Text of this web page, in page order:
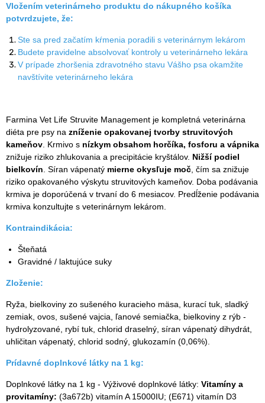
Vložením veterinárneho produktu do nákupného košíka
potvrdzujete, že:
Ste sa pred začatím kŕmenia poradili s veterinárnym lekárom
Budete pravidelne absolvovať kontroly u veterinárneho lekára
V prípade zhoršenia zdravotného stavu Vášho psa okamžite
navštívite veterinárneho lekára
Farmina Vet Life Struvite Management je kompletná veterinárna
diéta pre psy na zníženie opakovanej tvorby struvitových
kameňov . Krmivo s nízkym obsahom horčíka, fosforu a vápnika
znižuje riziko zhlukovania a precipitácie kryštálov. Nižší podiel
bielkovín . Síran vápenatý mierne okysľuje moč , čím sa znižuje
riziko opakovaného výskytu struvitových kameňov. Doba podávania
krmiva je doporúčená v trvaní do 6 mesiacov. Predĺženie podávania
krmiva konzultujte s veterinárnym lekárom.
Kontraindikácia:
Šteňatá
Gravidné / laktujúce suky
Zloženie:
Ryža, bielkoviny zo sušeného kuracieho mäsa, kurací tuk, sladký
zemiak, ovos, sušené vajcia, ľanové semiačka, bielkoviny z rýb -
hydrolyzované, rybí tuk, chlorid draselný, síran vápenatý dihydrát,
uhličitan vápenatý, chlorid sodný, glukozamín (0,06%).
Prídavné doplnkové látky na 1 kg:
Doplnkové látky na 1 kg - Výživové doplnkové látky: Vitamíny a
provitamíny: (3a672b) vitamín A 15000IU; (E671) vitamín D3